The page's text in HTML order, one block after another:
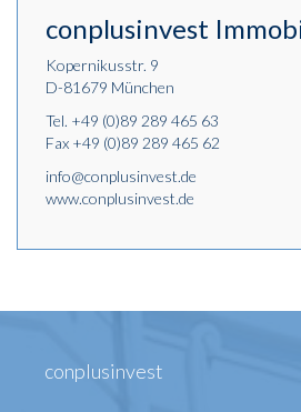
conplusinvest
Kopernikusstr. 9
D-81679 München
Tel. +49 (0)89 289 465 63
Fax +49 (0)89 289 465 62
info@conplusinvest.de
www.conplusinvest.de
conplusinvest